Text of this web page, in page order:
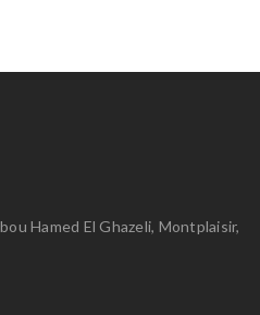
Hamed El Ghazeli, Montplaisir,